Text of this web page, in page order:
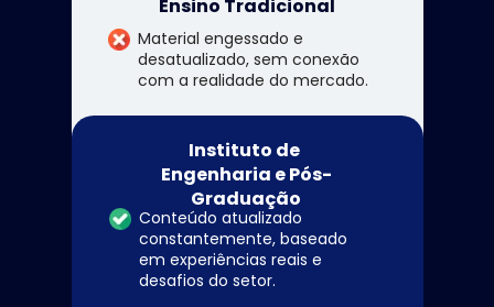
Instituto de
Engenharia e Pós-
Graduação
Ensino Tradicional
Conteúdo atualizado
constantemente, baseado
em experiências reais e
desafios do setor.
Material engessado e
desatualizado, sem conexão
com a realidade do mercado.